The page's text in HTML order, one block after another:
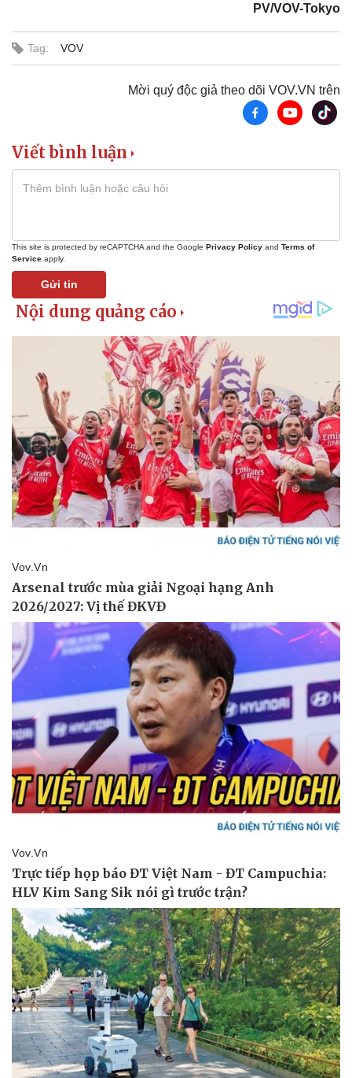
Doanh nghiệp
Thông tin doanh nghiệp
Doanh nghiệp 24h
Dinh dưỡng - món ngon
Cây thuốc
Sản phụ khoa
Nhi khoa
Nam khoa
Làm đẹp - giảm cân
Phòng mạch online
Ăn sạch sống khỏe
Blog
Tình yêu - Gia đình
PV/VOV-Tokyo
Tag: VOV
Mời quý độc giả theo dõi VOV.VN trên
Viết bình luận
This site is protected by reCAPTCHA and the Google Privacy Policy and Terms of
Service apply.
Gửi tin